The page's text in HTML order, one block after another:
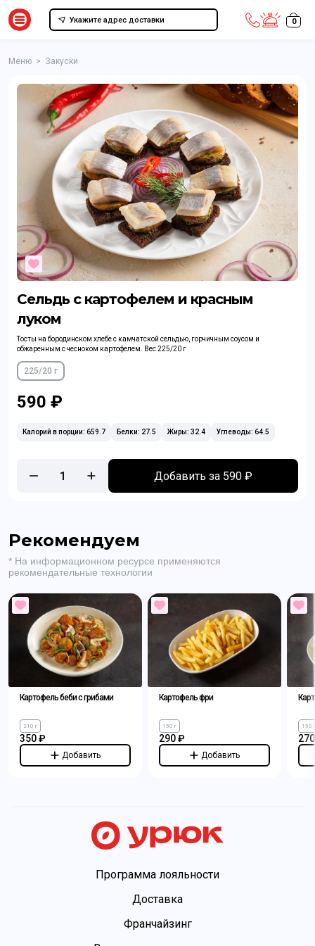
Укажите адрес доставки 0
Меню > Закуски
Сельдь с картофелем и красным
луком
Тосты на бородинском хлебе с камчатской сельдью, горчичным соусом и
обжаренным с чесноком картофелем. Вес 225/20 г
225/20 г
590 ₽
Калорий в порции: 659.7 Белки: 27.5 Жиры: 32.4 Углеводы: 64.5
1 Добавить за 590 ₽
Рекомендуем
* На информационном ресурсе применяются
рекомендательные технологии
Картофель беби с грибами
210 г
350 ₽
Добавить
Картофель фри
150 г
290 ₽
Добавить
150 г
Программа лояльности
Доставка
Франчайзинг